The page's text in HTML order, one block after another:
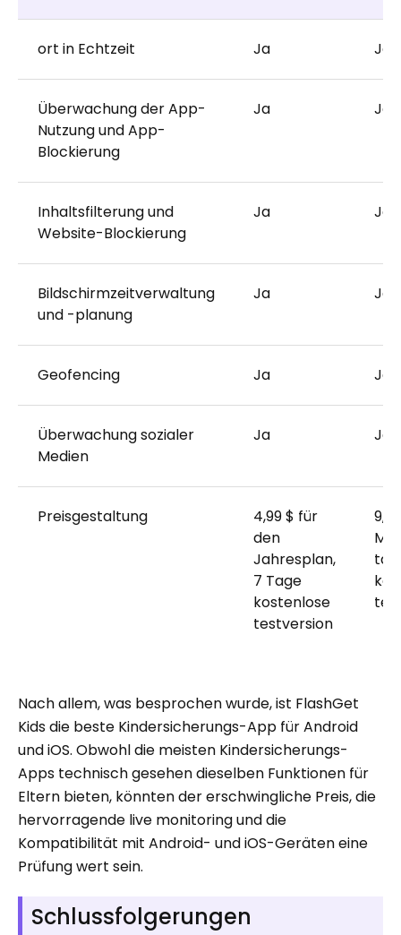
ort in Echtzeit Ja Ja
Überwachung der App-
Nutzung und App-
Blockierung
Ja Ja
Inhaltsfilterung und
Website-Blockierung
Ja Ja
Bildschirmzeitverwaltung
und -planung
Ja Ja
Geofencing Ja Ja
Überwachung sozialer
Medien
Ja Ja
Preisgestaltung
4,99 $ für
den
Jahresplan,
7 Tage
kostenlose
testversion
Nach allem, was besprochen wurde, ist FlashGet
Kids die beste Kindersicherungs-App für Android
und iOS. Obwohl die meisten Kindersicherungs-
Apps technisch gesehen dieselben Funktionen für
Eltern bieten, könnten der erschwingliche Preis, die
hervorragende live monitoring und die
Kompatibilität mit Android- und iOS-Geräten eine
Prüfung wert sein.
Schlussfolgerungen